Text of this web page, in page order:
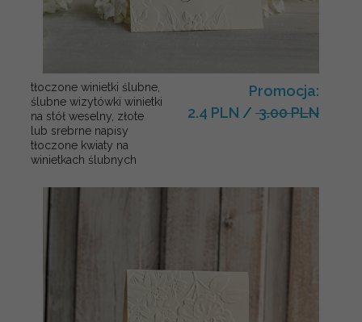
tłoczone winietki ślubne,
ślubne wizytówki winietki
na stół weselny, złote
lub srebrne napisy
tłoczone kwiaty na
winietkach ślubnych
Promocja:
2.4 PLN / 3.00 PLN